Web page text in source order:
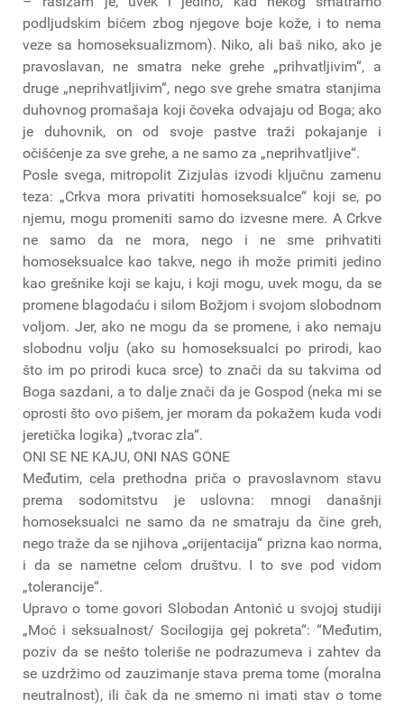
podljudskim bićem zbog njegove boje kože, i to nema
veze sa homoseksualizmom). Niko, ali baš niko, ako je
pravoslavan, ne smatra neke grehe „prihvatljivim“, a
druge „neprihvatljivim“, nego sve grehe smatra stanjima
duhovnog promašaja koji čoveka odvajaju od Boga; ako
je duhovnik, on od svoje pastve traži pokajanje i
očišćenje za sve grehe, a ne samo za „neprihvatljive“.
Posle svega, mitropolit Zizjulas izvodi ključnu zamenu
teza: „Crkva mora privatiti homoseksualce“ koji se, po
njemu, mogu promeniti samo do izvesne mere. A Crkve
ne samo da ne mora, nego i ne sme prihvatiti
homoseksualce kao takve, nego ih može primiti jedino
kao grešnike koji se kaju, i koji mogu, uvek mogu, da se
promene blagodaću i silom Božjom i svojom slobodnom
voljom. Jer, ako ne mogu da se promene, i ako nemaju
slobodnu volju (ako su homoseksualci po prirodi, kao
što im po prirodi kuca srce) to znači da su takvima od
Boga sazdani, a to dalje znači da je Gospod (neka mi se
oprosti što ovo pišem, jer moram da pokažem kuda vodi
jeretička logika) „tvorac zla“.
ONI SE NE KAJU, ONI NAS GONE
Međutim, cela prethodna priča o pravoslavnom stavu
prema sodomitstvu je uslovna: mnogi današnji
homoseksualci ne samo da ne smatraju da čine greh,
nego traže da se njihova „orijentacija“ prizna kao norma,
i da se nametne celom društvu. I to sve pod vidom
„tolerancije“.
Upravo o tome govori Slobodan Antonić u svojoj studiji
„Moć i seksualnost/ Socilogija gej pokreta“: “Međutim,
poziv da se nešto toleriše ne podrazumeva i zahtev da
se uzdržimo od zauzimanje stava prema tome (moralna
neutralnost), ili čak da ne smemo ni imati stav o tome